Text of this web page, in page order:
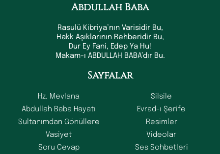
Abdullah Baba
Rasulü Kibriya’nın Varisidir Bu,
Hakk Aşıklarının Rehberidir Bu,
Dur Ey Fani, Edep Ya Hu!
Makam-ı ABDULLAH BABA’dır Bu.
Sayfalar
Hz. Mevlana
Abdullah Baba Hayatı
Sultanımdan Gönüllere
Vasiyet
Soru Cevap
Silsile
Evrad-ı Şerife
Resimler
Videolar
Ses Sohbetleri